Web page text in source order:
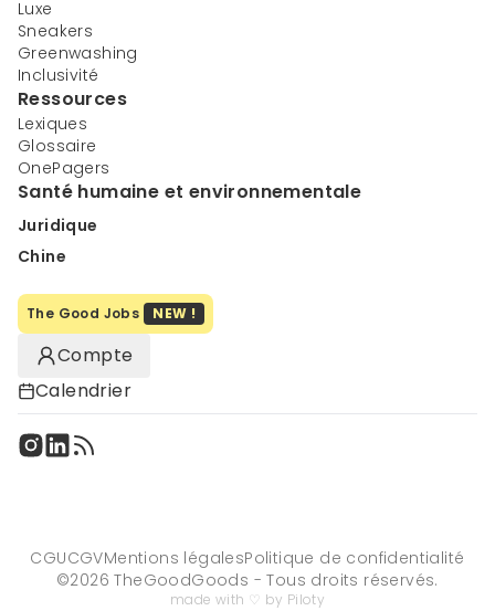
Luxe
Sneakers
Greenwashing
Inclusivité
Ressources
Lexiques
Glossaire
OnePagers
Santé humaine et environnementale
Juridique
Chine
The Good Jobs NEW !
Compte
Calendrier
CGUCGVMentions légalesPolitique de confidentialité
©2026 TheGoodGoods - Tous droits réservés.
made with ♡ by Piloty